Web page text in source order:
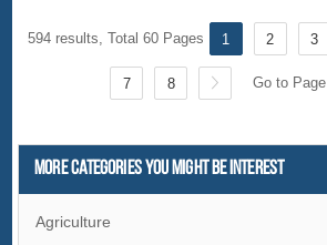
594 results, Total 60 Pages 1 2 3
7 8 Go to Page
More Categories You Might Be Interest
Agriculture